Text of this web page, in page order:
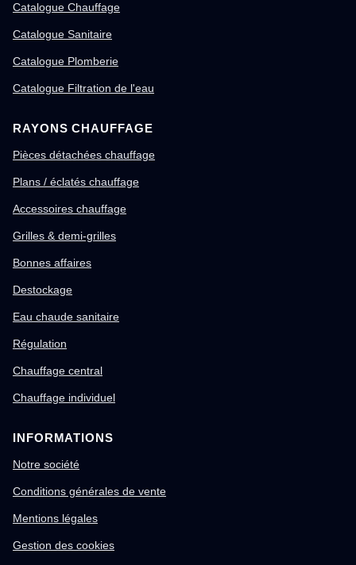
Catalogue Chauffage
Catalogue Sanitaire
Catalogue Plomberie
Catalogue Filtration de l'eau
RAYONS CHAUFFAGE
Pièces détachées chauffage
Plans / éclatés chauffage
Accessoires chauffage
Grilles & demi-grilles
Bonnes affaires
Destockage
Eau chaude sanitaire
Régulation
Chauffage central
Chauffage individuel
INFORMATIONS
Notre société
Conditions générales de vente
Mentions légales
Gestion des cookies